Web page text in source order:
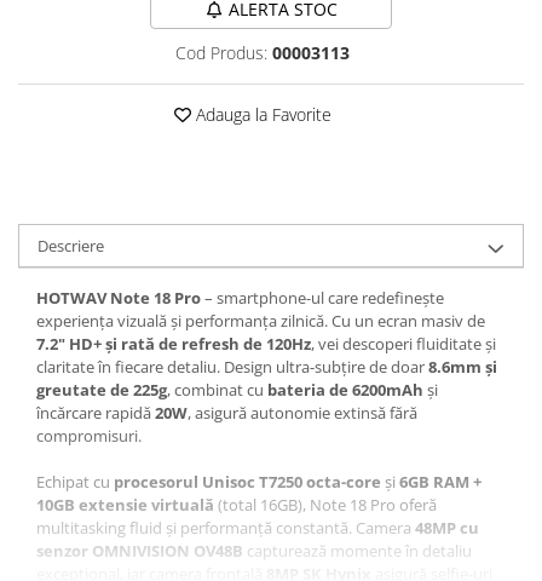
Accesorii Consumabile
Lăzi Frigorifice
Coșuri de gunoi
INGRIJIRE PERSONALA
Uscătoare de Păr
Plăci de Îndreptat Părul
SPA
CASA, GRADINA SI BRICOLAJ
Sigurante inteligente
Camere de supraveghere
Climatizare
ALERTA STOC
Cod Produs: 00003113
Adauga la Favorite
Descriere
HOTWAV Note 18 Pro– smartphone-ul care redefinește
experiența vizuală și performanța zilnică. Cu un ecran masiv de
7.2" HD+ și rată de refresh de 120Hz, vei descoperi fluiditate și
claritate în fiecare detaliu. Design ultra-subțire de doar8.6mm și
greutate de 225g, combinat cu bateria de 6200mAh și
încărcare rapidă20W, asigură autonomie extinsă fără
compromisuri.
Echipat cu procesorul Unisoc T7250 octa-core și 6GB RAM +
10GB extensie virtuală (total 16GB), Note 18 Pro oferă
multitasking fluid și performanță constantă. Camera 48MP cu
senzor OMNIVISION OV48B capturează momente în detaliu